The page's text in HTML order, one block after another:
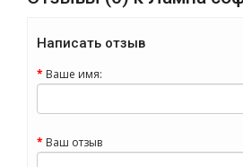
Написать отзыв
Ваше имя:
Ваш отзыв